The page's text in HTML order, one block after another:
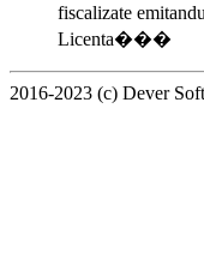
fiscalizate
Licenta���
2016-2023 (c) Dever